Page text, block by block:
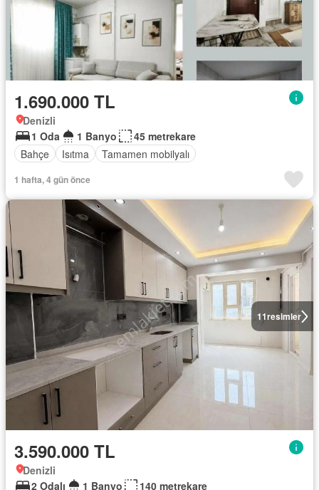
1.690.000 TL
Denizli
1 Oda
1 Banyo
45 metrekare
Bahçe
Isıtma Tamamen mobilyalı
1 hafta, 4 gün önce
11resimler
3.590.000 TL
Denizli
2 Odalı
1 Banyo 140 metrekare